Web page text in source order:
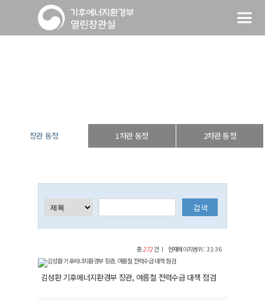
장관 동정 1차관 동정 2차관 동정
총272건 현재페이지범위 : 31-36
김성환 기후에너지환경부 장관, 여름철 전력수급 대책 점검